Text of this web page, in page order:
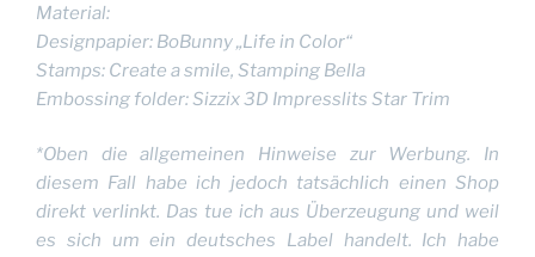
Material:
Designpapier: BoBunny „Life in Color“
Stamps: Create a smile, Stamping Bella
Embossing folder: Sizzix 3D Impresslits Star Trim
*Oben die allgemeinen Hinweise zur Werbung. In
diesem Fall habe ich jedoch tatsächlich einen Shop
direkt verlinkt. Das tue ich aus Überzeugung und weil
es sich um ein deutsches Label handelt. Ich habe